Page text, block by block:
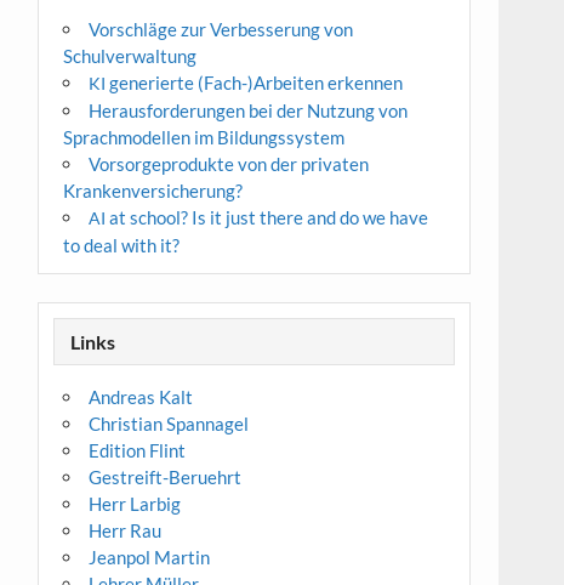
Vorschläge zur Verbesserung von
Schulverwaltung
KI generierte (Fach-)Arbeiten erkennen
Herausforderungen bei der Nutzung von
Sprachmodellen im Bildungssystem
Vorsorgeprodukte von der privaten
Krankenversicherung?
AI at school? Is it just there and do we have
to deal with it?
Links
Andreas Kalt
Christian Spannagel
Edition Flint
Gestreift-Beruehrt
Herr Larbig
Herr Rau
Jeanpol Martin